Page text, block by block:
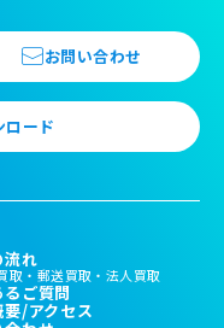
お問い合わせ
ロード
流れ
取 郵送買取 法人買取
ご質問
/アクセス